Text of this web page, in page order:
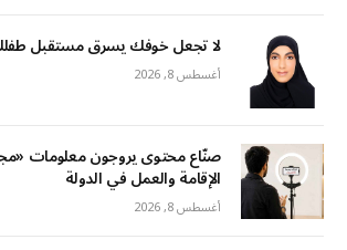
لا تجعل خوفك يسرق مستقبل
أغسطس 8, 2026
صنّاع محتوى يروجون معلومات
الإقامة والعمل في الدولة
أغسطس 8, 2026